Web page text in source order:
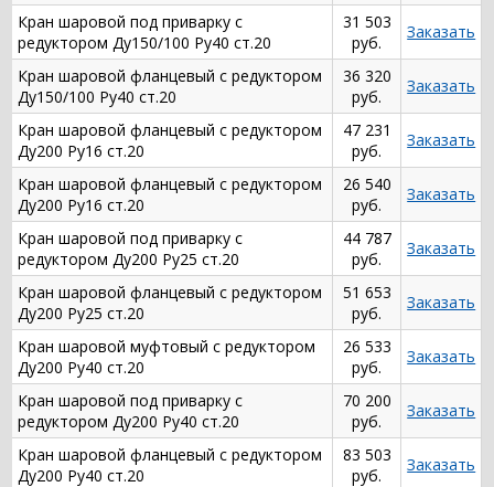
Кран шаровой под приварку с
редуктором Ду150/100 Ру40 ст.20
31 503
руб.
Заказать
Кран шаровой фланцевый с редуктором
Ду150/100 Ру40 ст.20
36 320
руб.
Заказать
Кран шаровой фланцевый с редуктором
Ду200 Ру16 ст.20
47 231
руб.
Заказать
Кран шаровой фланцевый с редуктором
Ду200 Ру16 ст.20
26 540
руб.
Заказать
Кран шаровой под приварку с
редуктором Ду200 Ру25 ст.20
44 787
руб.
Заказать
Кран шаровой фланцевый с редуктором
Ду200 Ру25 ст.20
51 653
руб.
Заказать
Кран шаровой муфтовый с редуктором
Ду200 Ру40 ст.20
26 533
руб.
Заказать
Кран шаровой под приварку с
редуктором Ду200 Ру40 ст.20
70 200
руб.
Заказать
Кран шаровой фланцевый с редуктором
Ду200 Ру40 ст.20
83 503
руб.
Заказать